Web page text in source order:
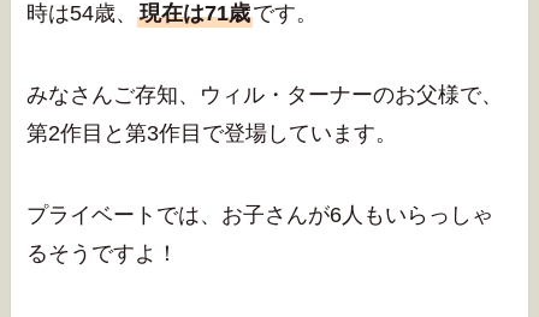
時は54歳、現在は71歳です。
みなさんご存知、ウィル・ターナーのお父様で、
第2作目と第3作目で登場しています。
プライベートでは、お子さんが6人もいらっしゃ
るそうですよ！